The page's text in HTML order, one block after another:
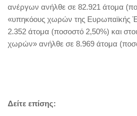
ανέργων ανήλθε σε 82.921 άτομα
«υπηκόους χωρών της Ευρωπαϊκής
2.352 άτομα (ποσοστό 2,50%) και
χωρών» ανήλθε σε 8.969 άτομα
Δείτε επίσης: